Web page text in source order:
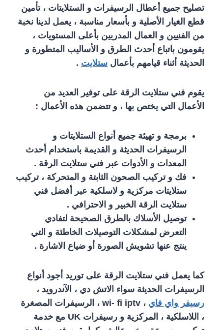
تصليح جميع أعطال الرسيفرات و الستلايتات ، تأمين
قطع الغيار الأصلية و بأسعار مناسبة ، يعمل لدينا نخبة
من الفنيين و العمال المدربين بأعلى المستويات ،
يقومون باتباع أحدث الطرق و الأساليب المتطورة و
الحديثة أثناء قيامهم بأعمال ستلايت .
يقوم فني ستلايت الرقة على توفير العديد من
الأعمال التي يختص بها ، و تتضمن هذه الأعمال :
برمجة و تهيئة جميع أنواع الستلايتات و
الرسيفرات الحديثة و القديمة باستخدام أحدث
المعدات و الأدوات عبر فني ستلايت الرقة .
فك و تركيب الصحون الثابتة و المتحركة ، تركيب
ستلايتات مركزية و لاسلكية عبر أفضل فني
ستلايت الرقة الخبير و الاحترافي .
توصيل الأسلاك بالطرق الصحيحة لتفادي
التعرض لمشكلات التوصيلات الخاطئة و التي
ينتج عنها تشويش الصورة أو ضياع الاشارة .
كما يعمل فني ستلايت الرقة على توريد أجود أنواع
الرسيفرات الحديثة سواء الاتش دي ، الآندرويد ،
رسيفر واي فاي
، wi- fi iptv ، الرسيفرات المصغرة
، اللاسلكية ، المركزية و رسيفرات UK مع خدمة